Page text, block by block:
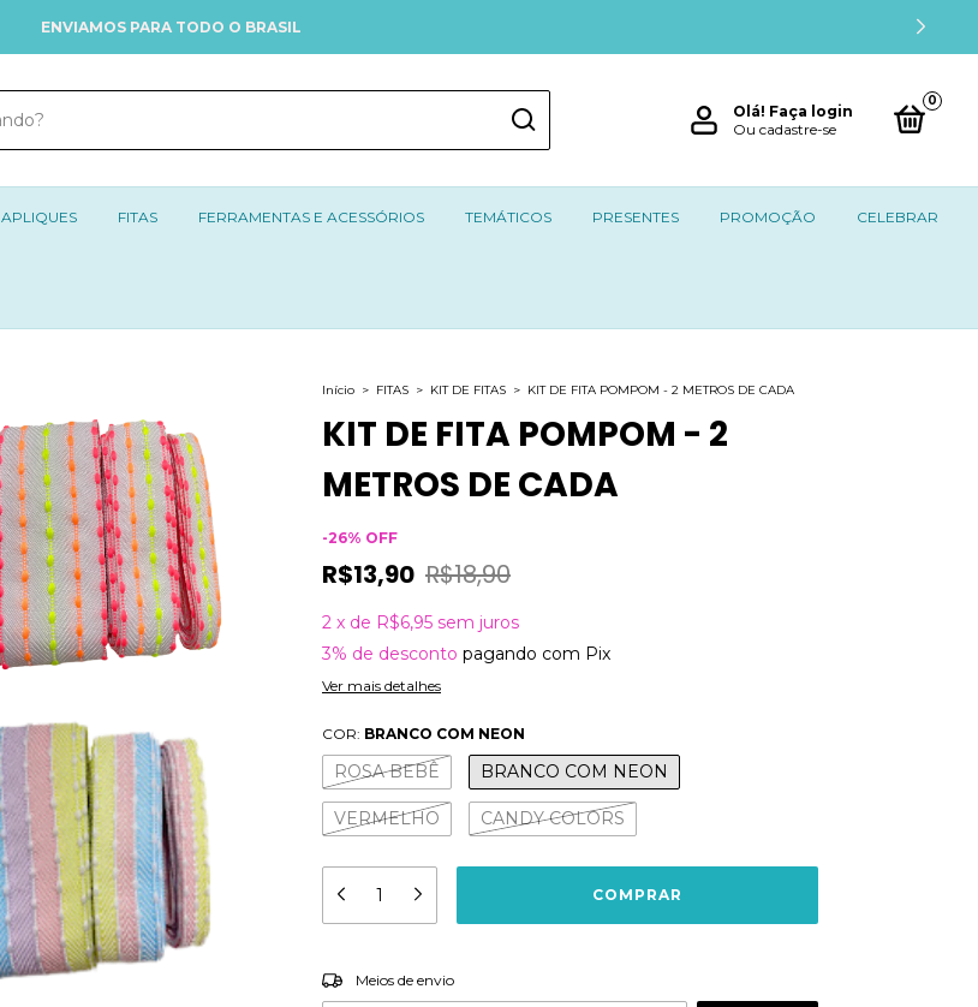
ENVIAMOS PARA TODO O BRASIL
Olá! Faça login
Ou cadastre-se
0
APLIQUES FITAS FERRAMENTAS E ACESSÓRIOS TEMÁTICOS PRESENTES PROMOÇÃO CELEBRAR
Início > FITAS > KIT DE FITAS > KIT DE FITA POMPOM - 2 METROS DE CADA
KIT DE FITA POMPOM - 2
METROS DE CADA
-26% OFF
R$13,90 R$18,90
2 x de R$6,95 sem juros
3% de desconto pagando com Pix
Ver mais detalhes
COR: BRANCO COM NEON
ROSA BEBÊ BRANCO COM NEON
VERMELHO CANDY COLORS
Entregas para o CEP:
Meios de envio